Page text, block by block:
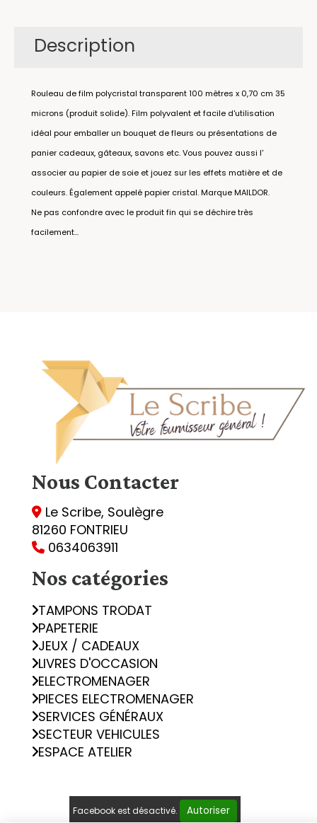
Description
Rouleau de film polycristal transparent 100 mètres x 0,70 cm 35
microns (produit solide). Film polyvalent et facile d'utilisation
idéal pour emballer un bouquet de fleurs ou présentations de
panier cadeaux, gâteaux, savons etc. Vous pouvez aussi l'
associer au papier de soie et jouez sur les effets matière et de
couleurs. Également appelé papier cristal. Marque MAILDOR.
Ne pas confondre avec le produit fin qui se déchire très
facilement...
Nous Contacter
 Le Scribe, Soulègre
81260 FONTRIEU
 0634063911
Nos catégories
TAMPONS TRODAT
PAPETERIE
JEUX / CADEAUX
LIVRES D'OCCASION
ELECTROMENAGER
PIECES ELECTROMENAGER
SERVICES GÉNÉRAUX
SECTEUR VEHICULES
ESPACE ATELIER
Facebook est désactivé. Autoriser